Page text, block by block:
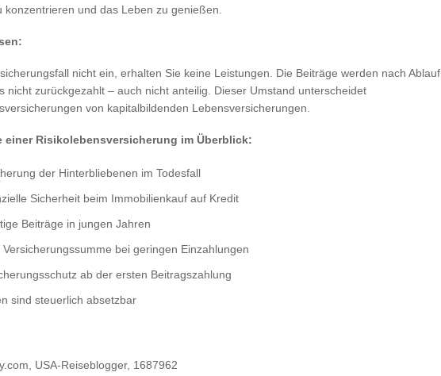
konzentrieren und das Leben zu genießen.
nicht ein, erhalten Sie keine Leistungen. Die Beiträge werden nach Ablauf
nicht zurückgezahlt – auch nicht anteilig. Dieser Umstand unterscheidet
von kapitalbildenden Lebensversicherungen.
einer Risikolebensversicherung im Überblick:
der Hinterbliebenen im Todesfall
Sicherheit beim Immobilienkauf auf Kredit
Beiträge in jungen Jahren
Versicherungssumme bei geringen Einzahlungen
ab der ersten Beitragszahlung
sind steuerlich absetzbar
USA-Reiseblogger, 1687962